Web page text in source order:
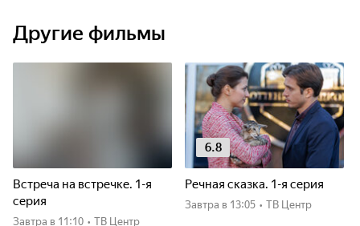
Другие фильмы
Встреча на встречке. 1-я
серия
Завтра в 11:10 • ТВ Центр
6.8
Речная сказка. 1-я серия
Завтра в 13:05 • ТВ Центр